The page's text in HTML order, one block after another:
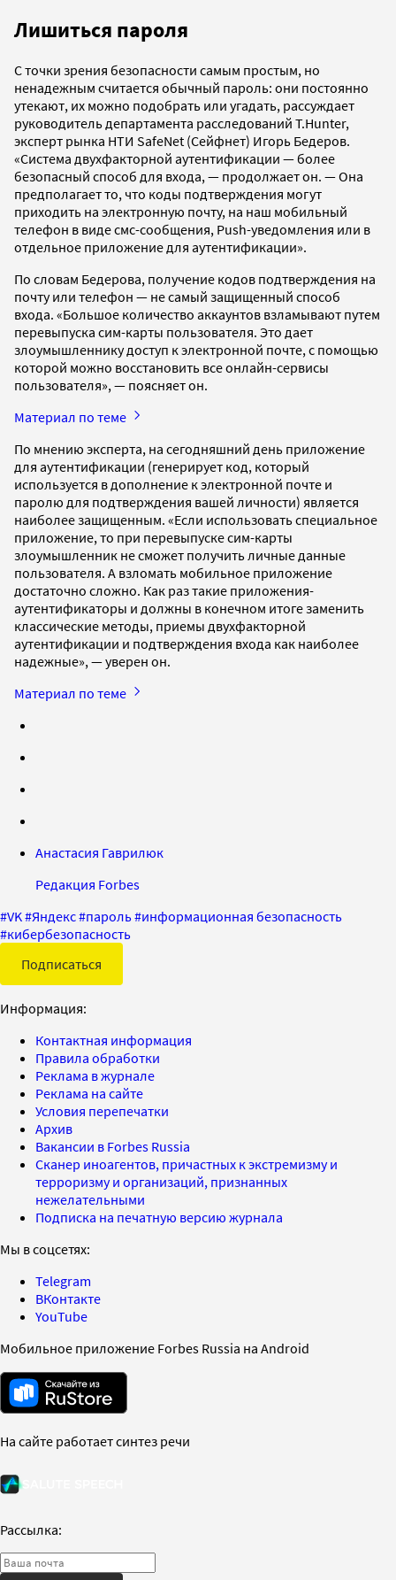
Лишиться пароля
С точки зрения безопасности самым простым, но
ненадежным считается обычный пароль: они постоянно
утекают, их можно подобрать или угадать, рассуждает
руководитель департамента расследований T.Hunter,
эксперт рынка НТИ SafeNet (Сейфнет) Игорь Бедеров.
«Система двухфакторной аутентификации — более
безопасный способ для входа, — продолжает он. — Она
предполагает то, что коды подтверждения могут
приходить на электронную почту, на наш мобильный
телефон в виде смс-сообщения, Push-уведомления или в
отдельное приложение для аутентификации».
По словам Бедерова, получение кодов подтверждения на
почту или телефон — не самый защищенный способ
входа. «Большое количество аккаунтов взламывают путем
перевыпуска сим-карты пользователя. Это дает
злоумышленнику доступ к электронной почте, с помощью
которой можно восстановить все онлайн-сервисы
пользователя», — поясняет он.
Материал по теме
По мнению эксперта, на сегодняшний день приложение
для аутентификации (генерирует код, который
используется в дополнение к электронной почте и
паролю для подтверждения вашей личности) является
наиболее защищенным. «Если использовать специальное
приложение, то при перевыпуске сим-карты
злоумышленник не сможет получить личные данные
пользователя. А взломать мобильное приложение
достаточно сложно. Как раз такие приложения-
аутентификаторы и должны в конечном итоге заменить
классические методы, приемы двухфакторной
аутентификации и подтверждения входа как наиболее
надежные», — уверен он.
Материал по теме
Анастасия Гаврилюк
Редакция Forbes
#VK#Яндекс#пароль#информационная безопасность
#кибербезопасность
Подписаться
Информация:
Контактная информация
Правила обработки
Реклама в журнале
Реклама на сайте
Условия перепечатки
Архив
Вакансии в Forbes Russia
Сканер иноагентов, причастных к экстремизму и
терроризму и организаций, признанных
нежелательными
Подписка на печатную версию журнала
Мы в соцсетях:
Telegram
ВКонтакте
YouTube
Мобильное приложение Forbes Russia на Android
На сайте работает синтез речи
Рассылка: